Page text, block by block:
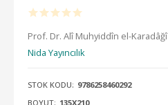
Prof. Dr. Alî Muhyiddîn el-Karadâğî
Nida Yayıncılık
STOK KODU: 9786258460292
BOYUT: 135X210